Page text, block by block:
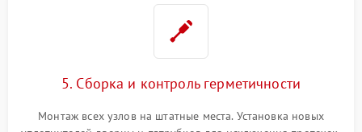
5. Сборка и контроль герметичности
Монтаж всех узлов на штатные места. Установка новых